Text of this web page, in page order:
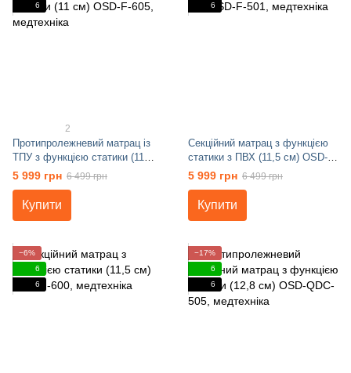
6
2
Протипролежневий матрац із
ТПУ з функцією статики (11
см) OSD-F-605
5 999 грн 6 499 грн
Купити
6
Секційний матрац з функцією
статики з ПВХ (11,5 см) OSD-F-
501
5 999 грн 6 499 грн
Купити
−6%
6
6
−17%
6
6